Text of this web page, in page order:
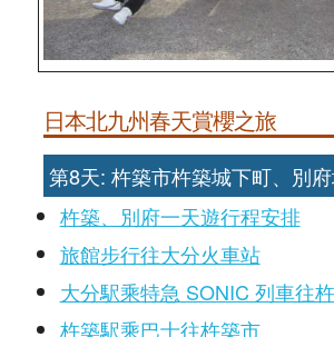
日本北九州春天賞櫻之旅
第8天: 杵築市杵築城下町、別
杵築、別府一天遊行程安排
旅館步行往大分火車站
大分駅乘特急 SONIC 列車往
杵築駅乘巴士往杵築市